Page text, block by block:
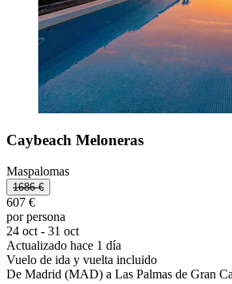
Caybeach Meloneras
Maspalomas
1686 €
607 €
por persona
24 oct - 31 oct
Actualizado hace 1 día
Vuelo de ida y vuelta incluido
De Madrid (MAD) a Las Palmas de Gran